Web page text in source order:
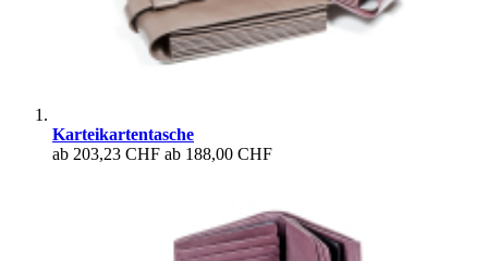
Karteikartentasche
ab 203,23 CHF ab 188,00 CHF